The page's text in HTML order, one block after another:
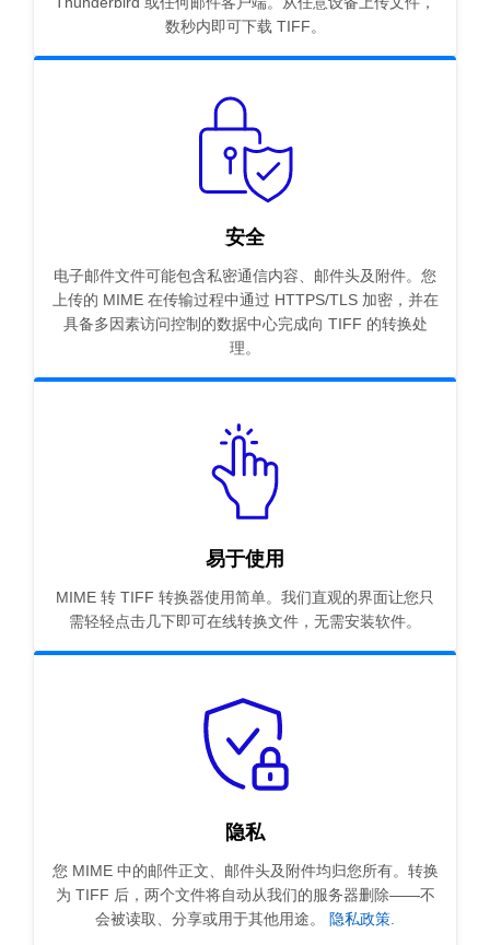
数秒内即可下载 TIFF。
安全
电子邮件文件可能包含私密通信内容、邮件头及附件。您
上传的 MIME 在传输过程中通过 HTTPS/TLS 加密，并在
具备多因素访问控制的数据中心完成向 TIFF 的转换处
理。
易于使用
MIME 转 TIFF 转换器使用简单。我们直观的界面让您只
需轻轻点击几下即可在线转换文件，无需安装软件。
隐私
您 MIME 中的邮件正文、邮件头及附件均归您所有。转换
为 TIFF 后，两个文件将自动从我们的服务器删除——不
会被读取、分享或用于其他用途。
隐私政策